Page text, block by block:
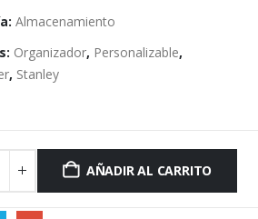
Almacenamiento
Organizador, Personalizable,
, Stanley
AÑADIR AL CARRITO